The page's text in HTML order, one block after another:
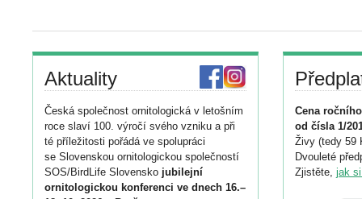
Aktuality
Česká společnost ornitologická v letošním
roce slaví 100. výročí svého vzniku a při
té příležitosti pořádá ve spolupráci
se Slovenskou ornitologickou společností
SOS/BirdLife Slovensko jubilejní
ornitologickou konferenci ve dnech 16.–
Cena
od čísla 1/
Živy (tedy 59
Dvouleté
Zjistěte, jak